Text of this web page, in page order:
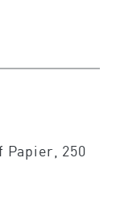
Papier, 250